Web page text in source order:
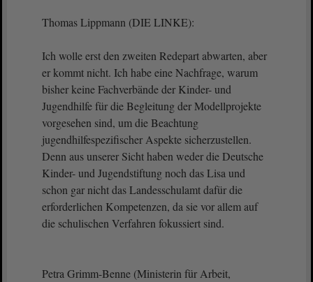
Thomas Lippmann (DIE LINKE):
Ich wolle erst den zweiten Redepart abwarten, aber
er kommt nicht. Ich habe eine Nachfrage, warum
bisher keine Fachverbände der Kinder- und
Jugendhilfe für die Begleitung der Modellprojekte
vorgesehen sind, um die Beachtung
jugendhilfespezifischer Aspekte sicherzustellen.
Denn aus unserer Sicht haben weder die Deutsche
Kinder- und Jugendstiftung noch das Lisa und
schon gar nicht das Landesschulamt dafür die
erforderlichen Kompetenzen, da sie vor allem auf
die schulischen Verfahren fokussiert sind.
Petra Grimm-Benne (Ministerin für Arbeit,